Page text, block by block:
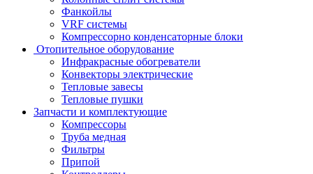
Фанкойлы
VRF системы
Компрессорно конденсаторные блоки
Отопительное оборудование
Инфракрасные обогреватели
Конвекторы электрические
Тепловые завесы
Тепловые пушки
Запчасти и комплектующие
Компрессоры
Труба медная
Фильтры
Припой